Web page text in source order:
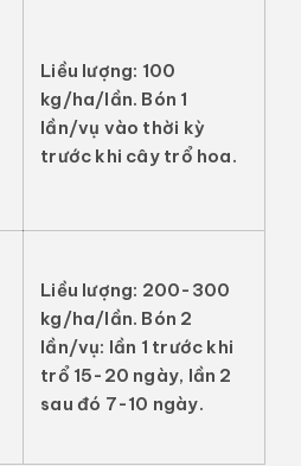
Liều lượng: 100
kg/ha/lần. Bón 1
lần/vụ vào thời kỳ
trước khi cây trổ hoa.
Liều lượng: 200-300
kg/ha/lần. Bón 2
lần/vụ: lần 1 trước khi
trổ 15-20 ngày, lần 2
sau đó 7-10 ngày.